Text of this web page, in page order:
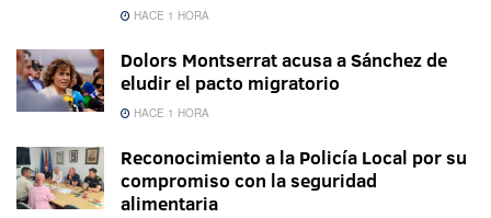
HACE 1 HORA
Dolors Montserrat acusa a Sánchez de
eludir el pacto migratorio
HACE 1 HORA
Reconocimiento a la Policía Local por su
compromiso con la seguridad
alimentaria